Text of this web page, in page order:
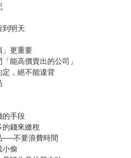
明天
更重要
能高價賣出的公司」
，絕不能違背
手段
錢來繳稅
不要浪費時間
偷